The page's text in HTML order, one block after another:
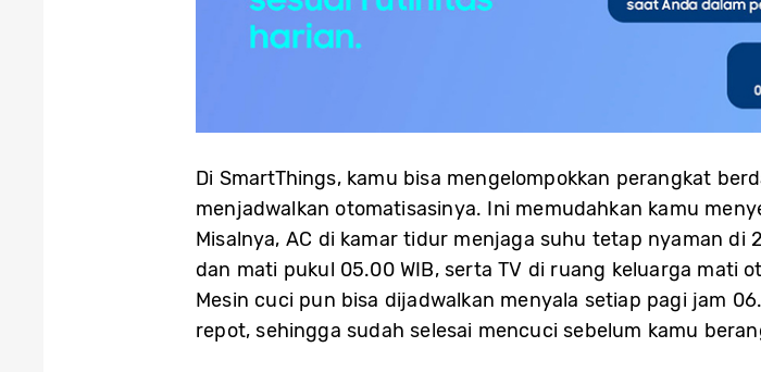
Di SmartThings, kamu bisa mengelompokkan perangkat
menjadwalkan otomatisasinya. Ini memudahkan kamu
Misalnya, AC di kamar tidur menjaga suhu tetap nyaman di
dan mati pukul 05.00 WIB, serta TV di ruang keluarga mati
Mesin cuci pun bisa dijadwalkan menyala setiap pagi jam
repot, sehingga sudah selesai mencuci sebelum kamu